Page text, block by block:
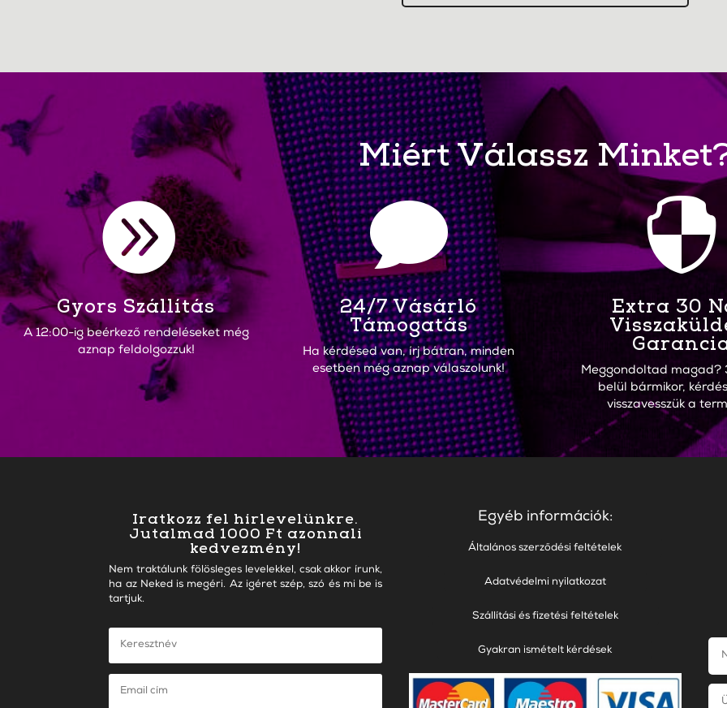
Miért Válassz

Gyors Szállítás
A 12:00-ig beérkező rendeléseket még
aznap feldolgozzuk!

24/7 Vásárló
Támogatás
Ha kérdésed van, írj bátran, minden
esetben még aznap válaszolunk!

Extra 30
Meggondoltad magad?
belül bármikor,
visszavesszük a
Iratkozz fel hírlevelünkre.
Jutalmad 1000 Ft azonnali
kedvezmény!
Nem traktálunk fölösleges levelekkel, csak akkor írunk,
ha az Neked is megéri. Az igéret szép, szó és mi be is
tartjuk.
Egyéb információk:
Általános szerződési feltételek
Adatvédelmi nyilatkozat
Szállítási és fizetési feltételek
Gyakran ismételt kérdések